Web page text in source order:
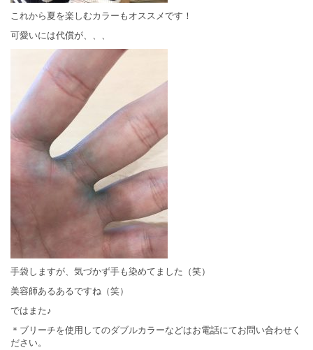
これから夏を楽しむカラーもオススメです！
可愛いには代償が、、、
手袋しますが、気づかず手も染めてました（笑）
美容師あるあるですね（笑）
ではまた♪
＊ブリーチを使用してのダブルカラーなどはお電話にてお問い合わせく
ださい。